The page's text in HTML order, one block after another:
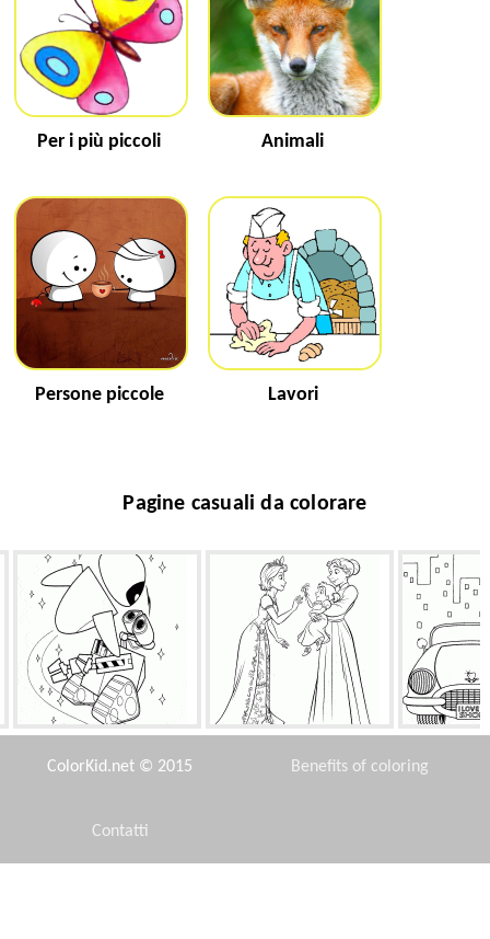
Per i più piccoli Animali
Persone piccole Lavori
Pagine casuali da colorare
La danza cosmica Bambino Auto
ColorKid.net © 2015 Benefits of coloring
Contatti